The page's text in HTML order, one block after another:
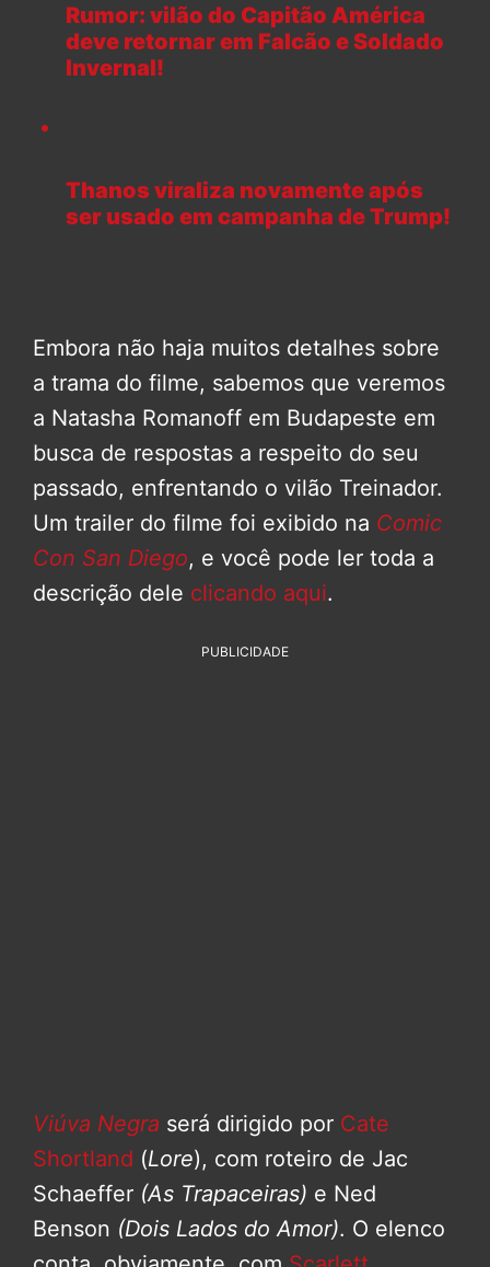
Rumor: vilão do Capitão América
deve retornar em Falcão e Soldado
Invernal!
Thanos viraliza novamente após
ser usado em campanha de Trump!
Embora não haja muitos detalhes sobre
a trama do filme, sabemos que veremos
a Natasha Romanoff em Budapeste em
busca de respostas a respeito do seu
passado, enfrentando o vilão Treinador.
Um trailer do filme foi exibido na Comic
Con San Diego, e você pode ler toda a
descrição dele clicando aqui.
PUBLICIDADE
Viúva Negra será dirigido por Cate
Shortland (Lore), com roteiro de Jac
Schaeffer (As Trapaceiras) e Ned
Benson (Dois Lados do Amor). O elenco